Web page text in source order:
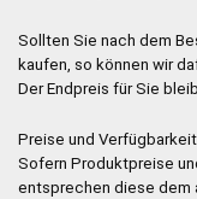
Sollten Sie nach dem
kaufen, so können wir
Der Endpreis für Sie
Preise und
Sofern Produktpreise
entsprechen diese dem